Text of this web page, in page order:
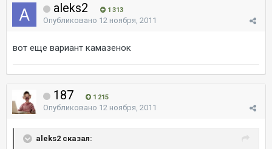
aleks2 1 313
Опубликовано 12 ноября, 2011
вот еще вариант камазенок
187 1 215
Опубликовано 12 ноября, 2011
aleks2 сказал: